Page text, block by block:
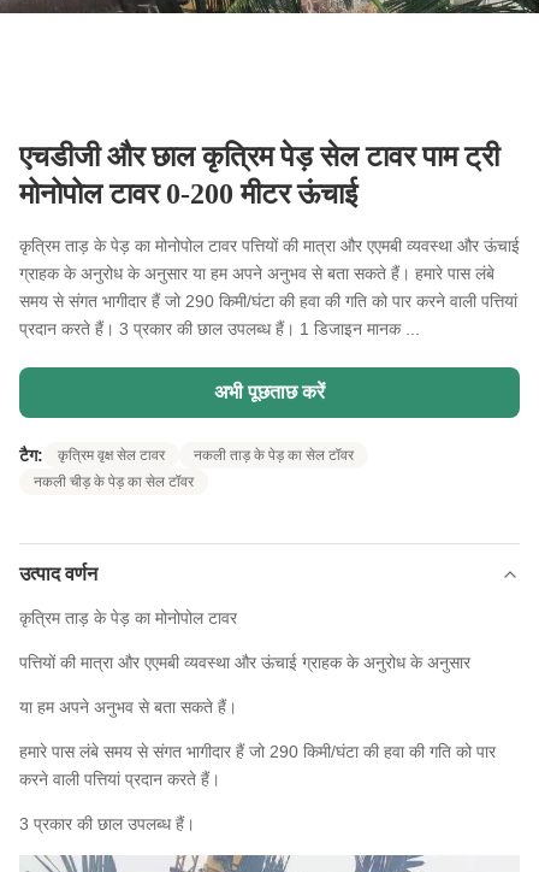
एचडीजी और छाल कृत्रिम पेड़ सेल टावर पाम ट्री
मोनोपोल टावर 0-200 मीटर ऊंचाई
कृत्रिम ताड़ के पेड़ का मोनोपोल टावर पत्तियों की मात्रा और एएमबी व्यवस्था और ऊंचाई
ग्राहक के अनुरोध के अनुसार या हम अपने अनुभव से बता सकते हैं। हमारे पास लंबे
समय से संगत भागीदार हैं जो 290 किमी/घंटा की हवा की गति को पार करने वाली पत्तियां
प्रदान करते हैं। 3 प्रकार की छाल उपलब्ध हैं। 1 डिजाइन मानक ...
अभी पूछताछ करें
टैग: कृत्रिम वृक्ष सेल टावर
नकली ताड़ के पेड़ का सेल टॉवर
नकली चीड़ के पेड़ का सेल टॉवर
उत्पाद वर्णन
कृत्रिम ताड़ के पेड़ का मोनोपोल टावर
पत्तियों की मात्रा और एएमबी व्यवस्था और ऊंचाई ग्राहक के अनुरोध के अनुसार
या हम अपने अनुभव से बता सकते हैं।
हमारे पास लंबे समय से संगत भागीदार हैं जो 290 किमी/घंटा की हवा की गति को पार
करने वाली पत्तियां प्रदान करते हैं।
3 प्रकार की छाल उपलब्ध हैं।